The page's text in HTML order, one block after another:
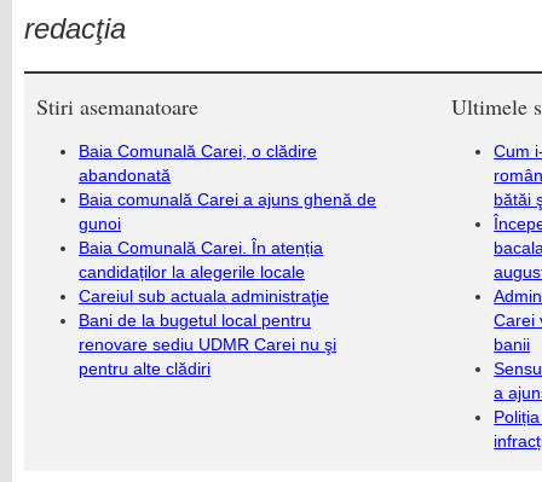
redacţia
Stiri asemanatoare
Baia Comunală Carei, o clădire
abandonată
Baia comunală Carei a ajuns ghenă de
gunoi
Baia Comunală Carei. În atenția
candidaților la alegerile locale
Careiul sub actuala administraţie
Bani de la bugetul local pentru
renovare sediu UDMR Carei nu şi
pentru alte clădiri
Ultimele
Cum
bătăi
Carei
banii
a